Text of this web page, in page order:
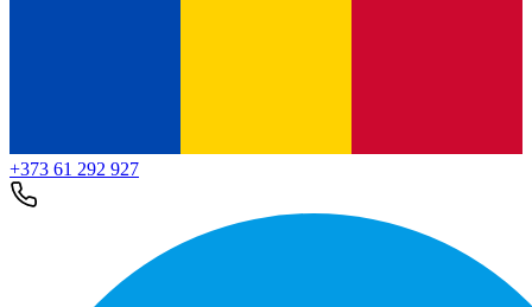
+373 61 292 927